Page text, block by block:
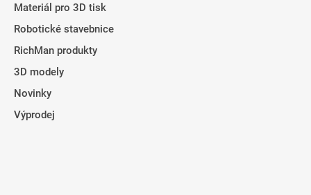
Materiál pro 3D tisk
Robotické stavebnice
RichMan produkty
3D modely
Novinky
Výprodej